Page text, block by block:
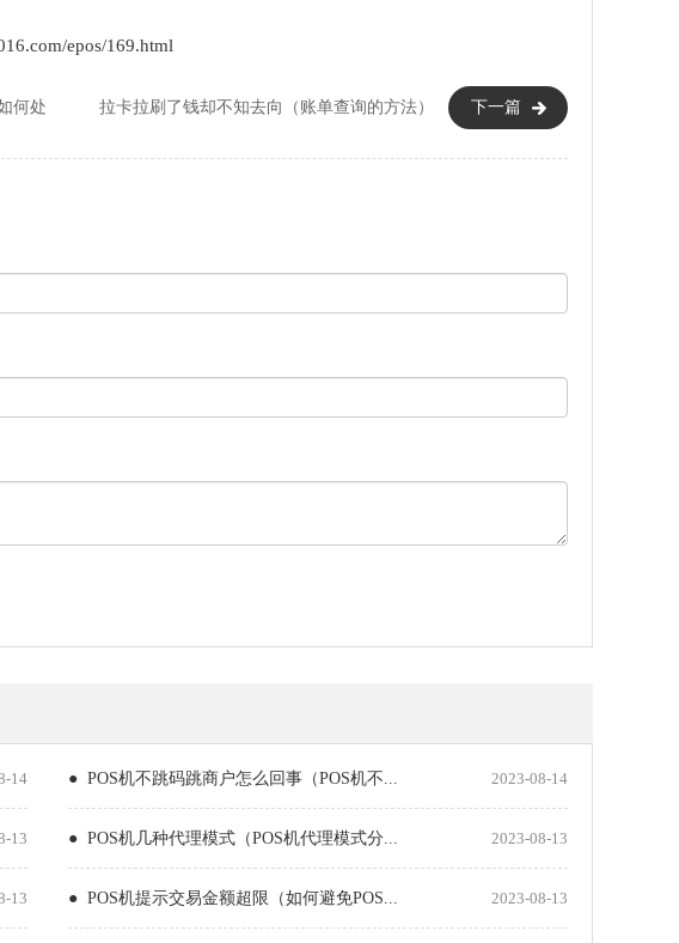
epos/169.html
何处 下一篇
拉卡拉刷了钱却不知去向（账单查询的方法）
14 ● POS机不跳码跳商户怎么回事（POS机不... 2023-08-14
13 ● POS机几种代理模式（POS机代理模式分... 2023-08-13
13 ● POS机提示交易金额超限（如何避免POS... 2023-08-13